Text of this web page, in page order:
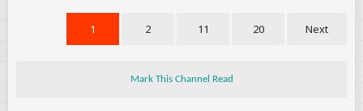
1 2 11 20 Next
Mark This Channel Read